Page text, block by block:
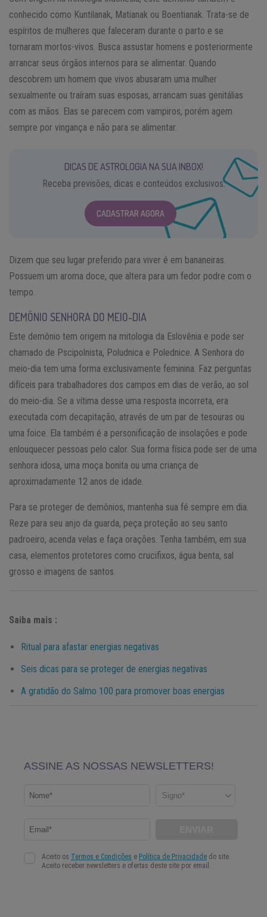
conhecido como Kuntilanak, Matianak ou Boentianak. Trata-se de
espíritos de mulheres que faleceram durante o parto e se
tornaram mortos-vivos. Busca assustar homens e posteriormente
arrancar seus órgãos internos para se alimentar. Quando
descobrem um homem que vivos abusaram uma mulher
sexualmente ou traíram suas esposas, arrancam suas genitálias
com as mãos. Elas se parecem com vampiros, porém agem
sempre por vingança e não para se alimentar.
DICAS DE ASTROLOGIA NA SUA INBOX!
Receba previsões, dicas e conteúdos exclusivos.
CADASTRAR AGORA
Dizem que seu lugar preferido para viver é em bananeiras.
Possuem um aroma doce, que altera para um fedor podre com o
tempo.
DEMÔNIO SENHORA DO MEIO-DIA
Este demônio tem origem na mitologia da Eslovênia e pode ser
chamado de Pscipolnista, Poludnica e Polednice. A Senhora do
meio-dia tem uma forma exclusivamente feminina. Faz perguntas
difíceis para trabalhadores dos campos em dias de verão, ao sol
do meio-dia. Se a vítima desse uma resposta incorreta, era
executada com decapitação, através de um par de tesouras ou
uma foice. Ela também é a personificação de insolações e pode
enlouquecer pessoas pelo calor. Sua forma física pode ser de uma
senhora idosa, uma moça bonita ou uma criança de
aproximadamente 12 anos de idade.
Para se proteger de demônios, mantenha sua fé sempre em dia.
Reze para seu anjo da guarda, peça proteção ao seu santo
padroeiro, acenda velas e faça orações. Tenha também, em sua
casa, elementos protetores como crucifixos, água benta, sal
grosso e imagens de santos.
Saiba mais :
Ritual para afastar energias negativas
Seis dicas para se proteger de energias negativas
A gratidão do Salmo 100 para promover boas energias